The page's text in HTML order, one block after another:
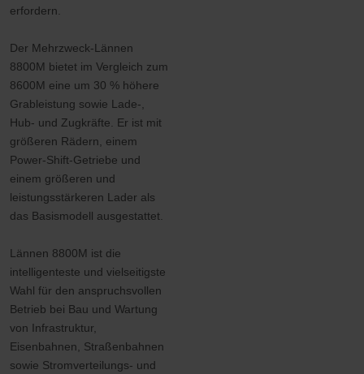
erfordern.
Der Mehrzweck-Lännen
8800M bietet im Vergleich zum
8600M eine um 30 % höhere
Grableistung sowie Lade-,
Hub- und Zugkräfte. Er ist mit
größeren Rädern, einem
Power-Shift-Getriebe und
einem größeren und
leistungsstärkeren Lader als
das Basismodell ausgestattet.
Lännen 8800M ist die
intelligenteste und vielseitigste
Wahl für den anspruchsvollen
Betrieb bei Bau und Wartung
von Infrastruktur,
Eisenbahnen, Straßenbahnen
sowie Stromverteilungs- und